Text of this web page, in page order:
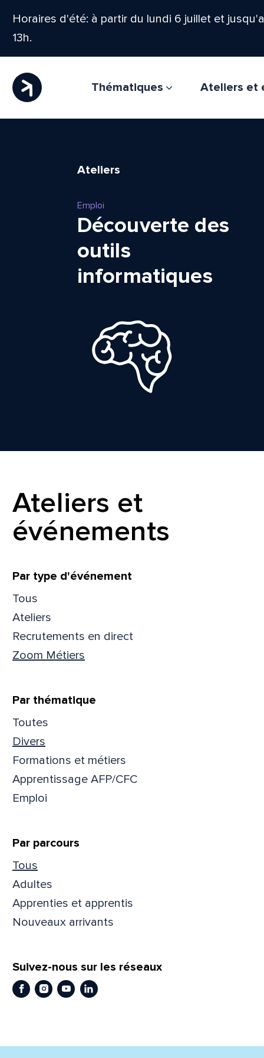
Horaires d'été: à partir du lundi 6 juillet et
13h.
Thématiques Ateliers et
Ateliers
Emploi
Découverte des
outils
informatiques
Ateliers et
événements
Filtrer
Par type d'événement
Tous
Ateliers
Recrutements en direct
Zoom Métiers
Par thématique
Toutes
Divers
Formations et métiers
Apprentissage AFP/CFC
Emploi
Par parcours
Tous
Adultes
Apprenties et apprentis
Nouveaux arrivants
Suivez-nous sur les réseaux
Facebook
Instagram
YoutubeLinkedIn